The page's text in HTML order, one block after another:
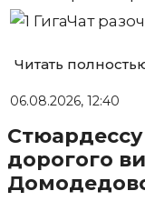
Читать
06.08.2026, 12:40
дорогого